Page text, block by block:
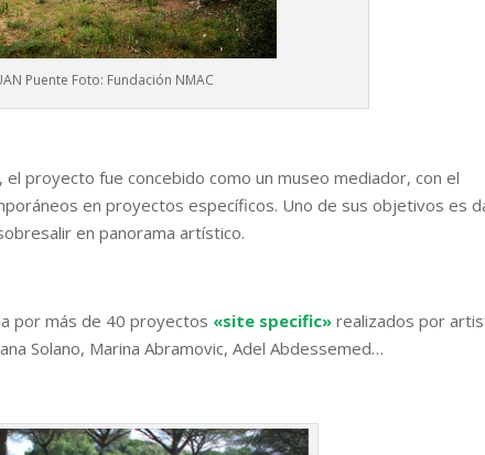
Puente Foto: Fundación NMAC
proyecto fue concebido como un museo mediador, con el
en proyectos específicos. Uno de sus objetivos es
en panorama artístico.
por más de 40 proyectos «site specific» realizados por
Solano, Marina Abramovic, Adel Abdessemed…